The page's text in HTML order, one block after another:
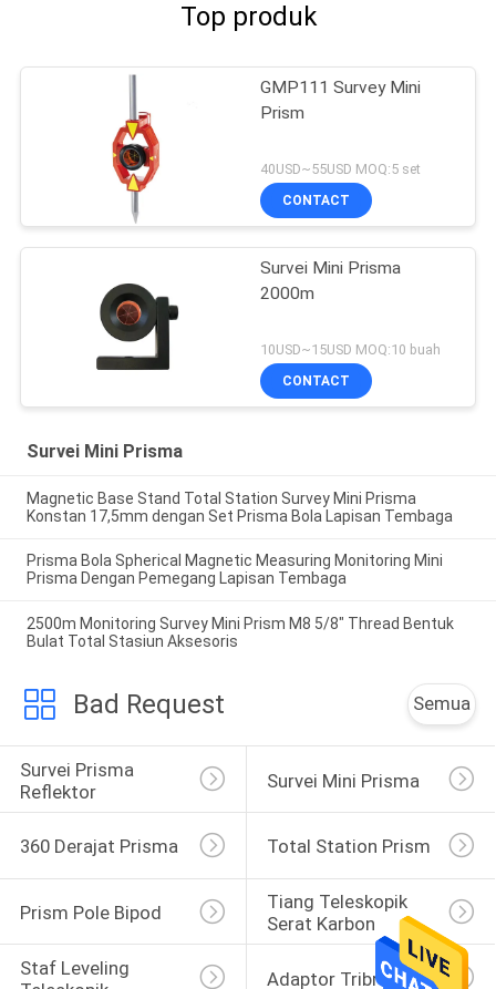
Top produk
GMP111 Survey Mini
Prism
40USD~55USD MOQ:5 set
CONTACT
Survei Mini Prisma
2000m
10USD~15USD MOQ:10 buah
CONTACT
Survei Mini Prisma
Magnetic Base Stand Total Station Survey Mini Prisma
Konstan 17,5mm dengan Set Prisma Bola Lapisan Tembaga
Prisma Bola Spherical Magnetic Measuring Monitoring Mini
Prisma Dengan Pemegang Lapisan Tembaga
2500m Monitoring Survey Mini Prism M8 5/8" Thread Bentuk
Bulat Total Stasiun Aksesoris
Bad Request Semua
Survei Prisma
Reflektor
Survei Mini Prisma
360 Derajat Prisma Total Station Prism
Prism Pole Bipod
Tiang Teleskopik
Serat Karbon
Staf Leveling
Adaptor Tribrach